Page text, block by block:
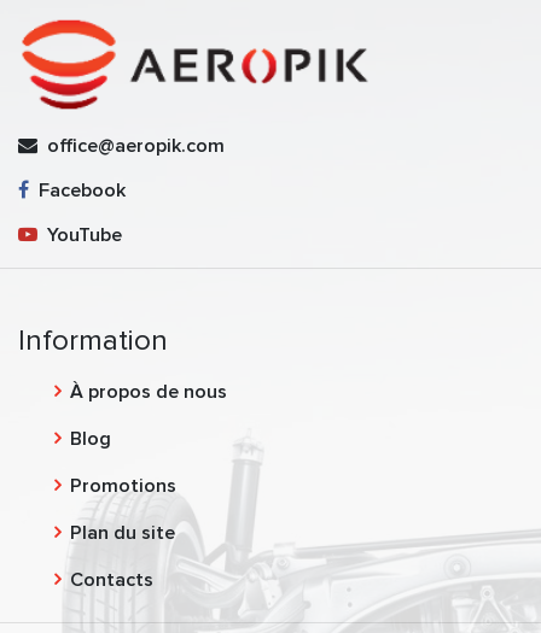
office@aeropik.com
Facebook
YouTube
Information
À propos de nous
Blog
Promotions
Plan du site
Contacts